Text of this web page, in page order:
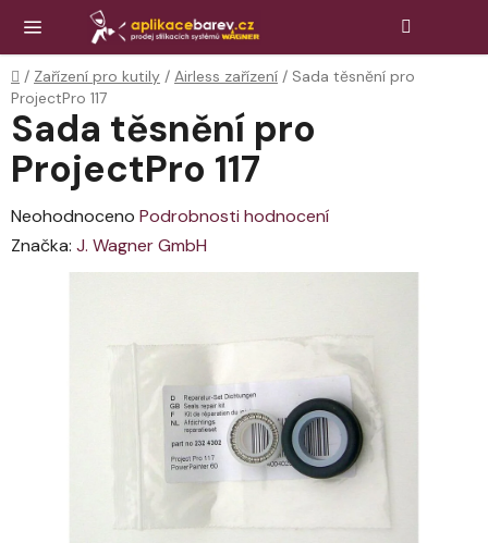
obsah
Domů
/ Zařízení pro kutily / Airless zařízení / Sada těsnění pro
ProjectPro 117
Sada těsnění pro
ProjectPro 117
Průměrné
hodnocení
produktu
Neohodnoceno Podrobnosti hodnocení
Značka: J. Wagner GmbH